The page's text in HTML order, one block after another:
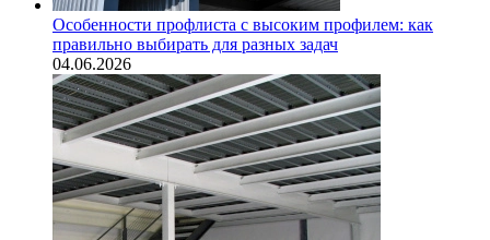
Особенности профлиста с высоким профилем: как
правильно выбирать для разных задач
04.06.2026